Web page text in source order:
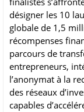
désigner les 10
globale de 1,5
récompenses
parcours de
entrepreneurs,
l’anonymat à la
des réseaux
capables